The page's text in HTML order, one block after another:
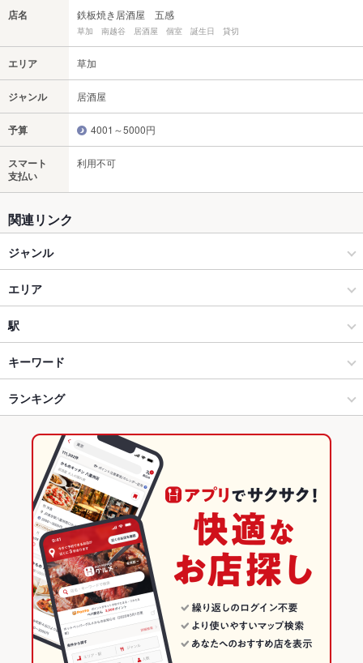
店名 鉄板焼き居酒屋 五感
草加 南越谷 居酒屋 個室 誕生日 貸切
エリア 草加
ジャンル 居酒屋
予算 4001～5000円
スマート
支払い
利用不可
関連リンク
ジャンル
居酒屋
創作
春日部・越谷・草加・三郷 × 居酒屋
春日部・越谷・草加・三郷 × 創作
草加駅 × 居酒屋
草加駅 × 創作
お好み焼き・もんじゃ
粉もの全般
春日部・越谷・草加・三郷 × お好み焼き・もんじゃ
春日部・越谷・草加・三郷 × 粉もの全般
草加駅 × お好み焼き・もんじゃ
エリア
草加
草加 × 居酒屋
草加 × 創作
草加 × お好み焼き・もんじゃ
草加 × 粉もの全般
埼玉 × 居酒屋
埼玉 × 創作
埼玉 × お好み焼き・もんじゃ
埼玉 × 粉もの全般
駅
草加駅
キーワード
カキ料理・オイスター
焼きうどん 豚焼肉
ランキング
埼玉のグルメランキング
埼玉の居酒屋ランキング
春日部・越谷・草加・三郷のグルメランキング
春日部・越谷・草加・三郷の居酒屋ランキング
草加のグルメランキング
草加の居酒屋ランキング